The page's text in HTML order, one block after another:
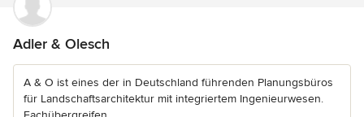
Adler & Olesch
A & O ist eines der in Deutschland führenden Planungsbüros
für Landschaftsarchitektur mit integriertem Ingenieurwesen.